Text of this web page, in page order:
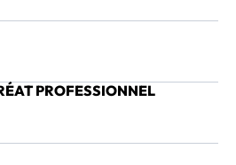
PROFESSIONNEL